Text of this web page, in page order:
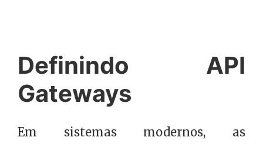
Definindo API
Gateways
Em sistemas modernos, as